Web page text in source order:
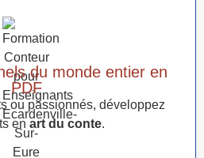
du monde entier en
PDF
ou passionnés, développez
en art du conte.